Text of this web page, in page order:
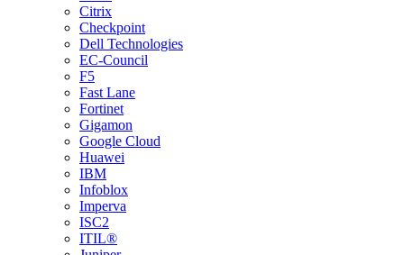
Citrix
Checkpoint
Dell Technologies
EC-Council
F5
Fast Lane
Fortinet
Gigamon
Google Cloud
Huawei
IBM
Infoblox
Imperva
ISC2
ITIL®